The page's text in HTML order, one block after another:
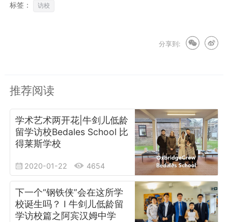
标签： 访校
分享到:
推荐阅读
学术艺术两开花|牛剑儿低龄
留学访校Bedales School 比
得莱斯学校
2020-01-22 4654
下一个“钢铁侠”会在这所学
校诞生吗？ I 牛剑儿低龄留
学访校篇之阿宾汉姆中学